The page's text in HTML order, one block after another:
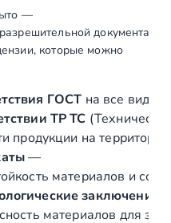
—
которые можно
ГОСТ на все виды
ТР ТС
продукции на
—
материалов и
заключения
материалов для